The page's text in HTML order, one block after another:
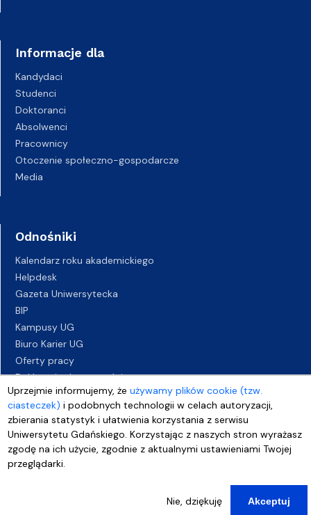
Uprzejmie informujemy, żeużywamy plików cookie (tzw.
ciasteczek) i podobnych technologii w celach autoryzacji,
zbierania statystyk i ułatwienia korzystania z serwisu
Uniwersytetu Gdańskiego. Korzystając z naszych stron wyrażasz
zgodę na ich użycie, zgodnie z aktualnymi ustawieniami Twojej
przeglądarki.
Nie, dziękuję Akceptuj
Informacje dla
Kandydaci
Studenci
Doktoranci
Absolwenci
Pracownicy
Otoczenie społeczno-gospodarcze
Media
Odnośniki
Kalendarz roku akademickiego
Helpdesk
Gazeta Uniwersytecka
BIP
Kampusy UG
Biuro Karier UG
Oferty pracy
Deklaracja dostępności